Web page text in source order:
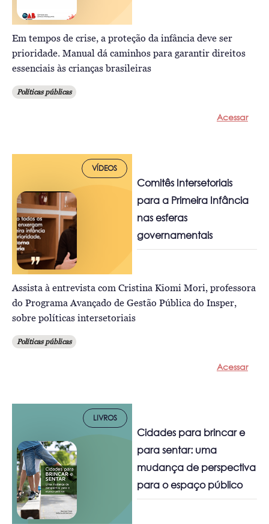
Em tempos de crise, a proteção da infância deve ser
prioridade. Manual dá caminhos para garantir direitos
essenciais às crianças brasileiras
Políticas públicas
Acessar
VÍDEOS
Comitês Intersetoriais
para a Primeira Infância
nas esferas
governamentais
Assista à entrevista com Cristina Kiomi Mori, professora
do Programa Avançado de Gestão Pública do Insper,
sobre políticas intersetoriais
Políticas públicas
Acessar
LIVROS
Cidades para brincar e
para sentar: uma
mudança de perspectiva
para o espaço público